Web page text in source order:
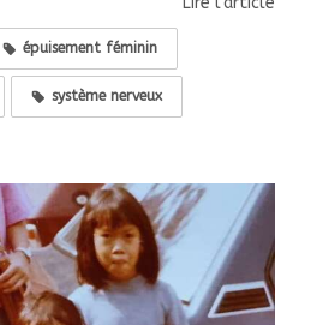
épuisement féminin
système nerveux